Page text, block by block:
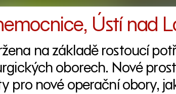
Ústí nad
na základě rostoucí
oborech. Nové
pro nové operační obory,